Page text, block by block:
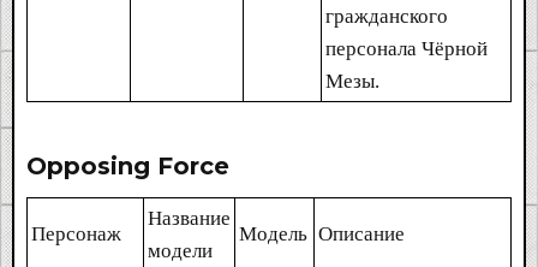
гражданского
персонала Чёрной
Мезы.
Opposing Force​
Персонаж
Название
модели
Модель Описание